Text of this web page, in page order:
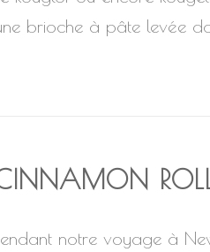
brioche à pâte levée
notre voyage à